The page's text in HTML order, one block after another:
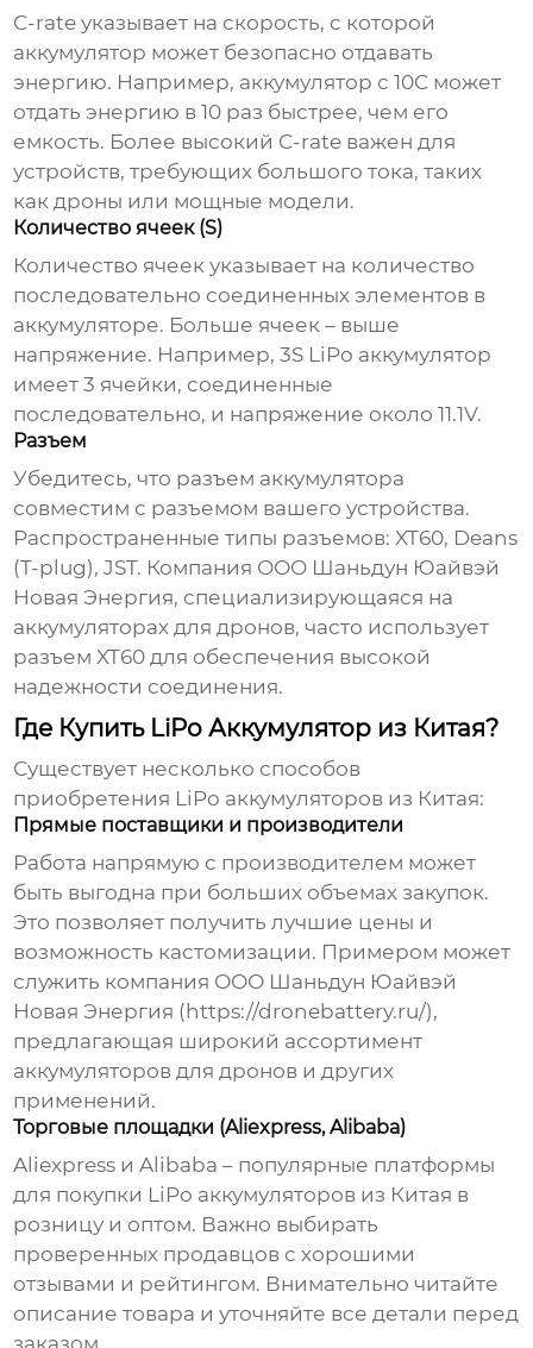
C-rate указывает на скорость, с которой
аккумулятор может безопасно отдавать
энергию. Например, аккумулятор с 10C может
отдать энергию в 10 раз быстрее, чем его
емкость. Более высокий C-rate важен для
устройств, требующих большого тока, таких
как дроны или мощные модели.
Количество ячеек (S)
Количество ячеек указывает на количество
последовательно соединенных элементов в
аккумуляторе. Больше ячеек – выше
напряжение. Например, 3S LiPo аккумулятор
имеет 3 ячейки, соединенные
последовательно, и напряжение около 11.1V.
Разъем
Убедитесь, что разъем аккумулятора
совместим с разъемом вашего устройства.
Распространенные типы разъемов: XT60, Deans
(T-plug), JST. Компания ООО Шаньдун Юайвэй
Новая Энергия, специализирующаяся на
аккумуляторах для дронов, часто использует
разъем XT60 для обеспечения высокой
надежности соединения.
Где Купить LiPo Аккумулятор из Китая?
Существует несколько способов
приобретения LiPo аккумуляторов из Китая:
Прямые поставщики и производители
Работа напрямую с производителем может
быть выгодна при больших объемах закупок.
Это позволяет получить лучшие цены и
возможность кастомизации. Примером может
служить компания ООО Шаньдун Юайвэй
Новая Энергия ( https://dronebattery.ru/),
предлагающая широкий ассортимент
аккумуляторов для дронов и других
применений.
Торговые площадки (Aliexpress, Alibaba)
Aliexpress и Alibaba – популярные платформы
для покупки LiPo аккумуляторов из Китая в
розницу и оптом. Важно выбирать
проверенных продавцов с хорошими
отзывами и рейтингом. Внимательно читайте
описание товара и уточняйте все детали перед